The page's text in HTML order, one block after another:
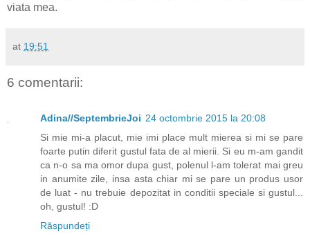
viata mea.
at 19:51
6 comentarii:
Adina//SeptembrieJoi 24 octombrie 2015 la 20:08
Si mie mi-a placut, mie imi place mult mierea si mi se pare
foarte putin diferit gustul fata de al mierii. Si eu m-am gandit
ca n-o sa ma omor dupa gust, polenul l-am tolerat mai greu
in anumite zile, insa asta chiar mi se pare un produs usor
de luat - nu trebuie depozitat in conditii speciale si gustul...
oh, gustul! :D
Răspundeți